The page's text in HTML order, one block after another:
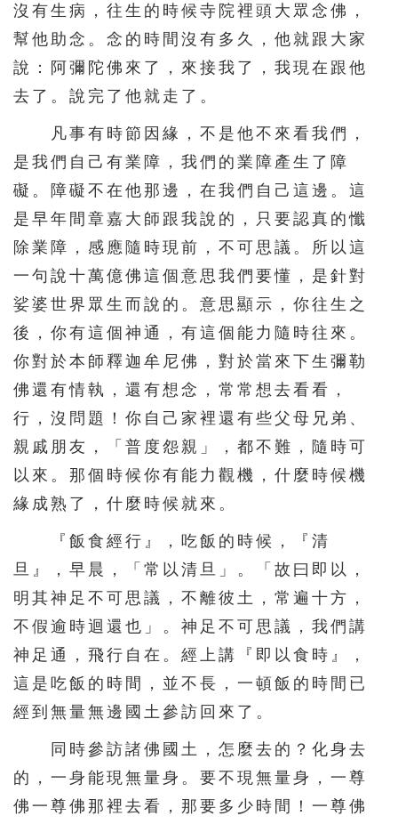
沒有生病，往生的時候寺院裡頭大眾念佛，
幫他助念。念的時間沒有多久，他就跟大家
說：阿彌陀佛來了，來接我了，我現在跟他
去了。說完了他就走了。
凡事有時節因緣，不是他不來看我們，
是我們自己有業障，我們的業障產生了障
礙。障礙不在他那邊，在我們自己這邊。這
是早年間章嘉大師跟我說的，只要認真的懺
除業障，感應隨時現前，不可思議。所以這
一句說十萬億佛這個意思我們要懂，是針對
娑婆世界眾生而說的。意思顯示，你往生之
後，你有這個神通，有這個能力隨時往來。
你對於本師釋迦牟尼佛，對於當來下生彌勒
佛還有情執，還有想念，常常想去看看，
行，沒問題！你自己家裡還有些父母兄弟、
親戚朋友，「普度怨親」，都不難，隨時可
以來。那個時候你有能力觀機，什麼時候機
緣成熟了，什麼時候就來。
『飯食經行』，吃飯的時候，『清
旦』，早晨，「常以清旦」。「故曰即以，
明其神足不可思議，不離彼土，常遍十方，
不假逾時迴還也」。神足不可思議，我們講
神足通，飛行自在。經上講『即以食時』，
這是吃飯的時間，並不長，一頓飯的時間已
經到無量無邊國土參訪回來了。
同時參訪諸佛國土，怎麼去的？化身去
的，一身能現無量身。要不現無量身，一尊
佛一尊佛那裡去看，那要多少時間！一尊佛